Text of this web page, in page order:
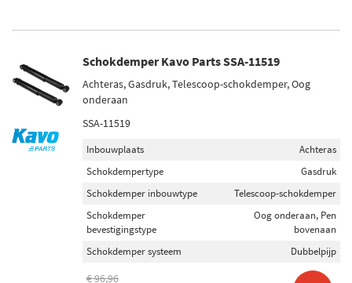
Schokdemper Kavo Parts SSA-11519
Achteras, Gasdruk, Telescoop-schokdemper, Oog
onderaan
SSA-11519
Inbouwplaats
Achteras
Schokdempertype
Gasdruk
Schokdemper inbouwtype
Telescoop-schokdemper
Schokdemper
bevestigingstype
Oog onderaan, Pen
bovenaan
Schokdemper systeem
Dubbelpijp
€ 96,96